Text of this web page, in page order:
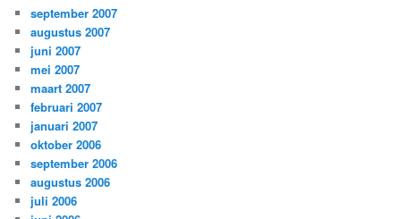
september 2007
augustus 2007
juni 2007
mei 2007
maart 2007
februari 2007
januari 2007
oktober 2006
september 2006
augustus 2006
juli 2006